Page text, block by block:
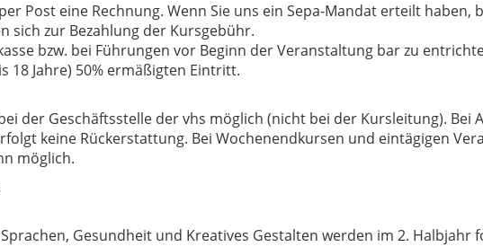
Post eine Rechnung. Wenn Sie uns ein Sepa-Mandat erteilt haben,
sich zur Bezahlung der Kursgebühr.
bzw. bei Führungen vor Beginn der Veranstaltung bar zu
18 Jahre) 50% ermäßigten Eintritt.
der Geschäftsstelle der vhs möglich (nicht bei der Kursleitung). Bei
keine Rückerstattung. Bei Wochenendkursen und eintägigen
möglich.
Gesundheit und Kreatives Gestalten werden im 2. Halbjahr